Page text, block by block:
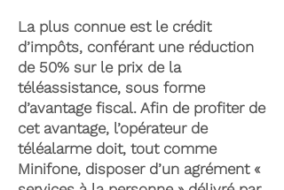
La plus connue est le crédit
d’impôts, conférant une réduction
de 50% sur le prix de la
téléassistance, sous forme
d’avantage fiscal. Afin de profiter de
cet avantage, l’opérateur de
téléalarme doit, tout comme
Minifone, disposer d’un agrément «